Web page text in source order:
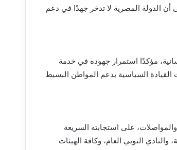
أن الدولة المصرية لا تدخر جهدًا في دعم
مؤكدًا استمرار جهوده في خدمة
القيادة السياسية بدعم المواطن البسيط
على استجابته السريعة
النوبي العام، وكافة الهيئات